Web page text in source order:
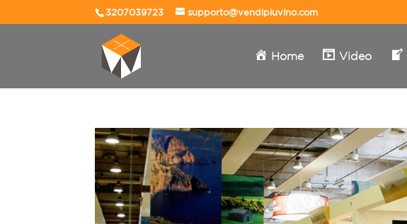
3207039723 supporto@vendipiuvino.com
Home Video